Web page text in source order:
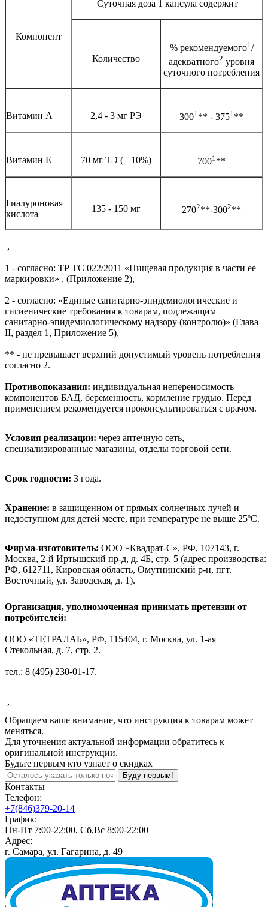
Компонент
Суточная доза 1 капсула содержит
Количество
% рекомендуемого1/
адекватного2 уровня
суточного потребления
Витамин А 2,4 - 3 мг РЭ 3001** - 3751**
Витамин Е 70 мг ТЭ (± 10%) 7001**
Гиалуроновая
кислота
135 - 150 мг 2702**-3002**
,
1 - согласно: ТР ТС 022/2011 «Пищевая продукция в части ее
маркировки» , (Приложение 2),
2 - согласно: «Единые санитарно-эпидемиологические и
гигиенические требования к товарам, подлежащим
санитарно-эпидемиологическому надзору (контролю)» (Глава
II, раздел 1, Приложение 5),
** - не превышает верхний допустимый уровень потребления
согласно 2.
Противопоказания: индивидуальная непереносимость
компонентов БАД, беременность, кормление грудью. Перед
применением рекомендуется проконсультироваться с врачом.
Условия реализации: через аптечную сеть,
специализированные магазины, отделы торговой сети.
Срок годности: 3 года.
Хранение: в защищенном от прямых солнечных лучей и
недоступном для детей месте, при температуре не выше 25ºС.
Фирма-изготовитель: ООО «Квадрат-С», РФ, 107143, г.
Москва, 2-й Иртышский пр-д, д. 4Б, стр. 5 (адрес производства:
РФ, 612711, Кировская область, Омутнинский р-н, пгт.
Восточный, ул. Заводская, д. 1).
Организация, уполномоченная принимать претензии от
потребителей:
ООО «ТЕТРАЛАБ», РФ, 115404, г. Москва, ул. 1-ая
Стекольная, д. 7, стр. 2.
тел.: 8 (495) 230-01-17.
,
Обращаем ваше внимание, что инструкция к товарам может
меняться.
Для уточнения актуальной информации обратитесь к
оригинальной инструкции.
Будьте первым кто узнает о скидках
Буду первым!
Контакты
Телефон:
+7(846)379-20-14
График:
Пн-Пт 7:00-22:00, Сб,Вс 8:00-22:00
Адрес:
г. Самара, ул. Гагарина, д. 49